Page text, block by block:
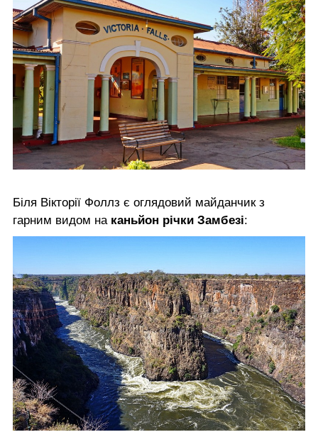
Біля Вікторії Фоллз є оглядовий майданчик з
гарним видом на каньйон річки Замбезі: